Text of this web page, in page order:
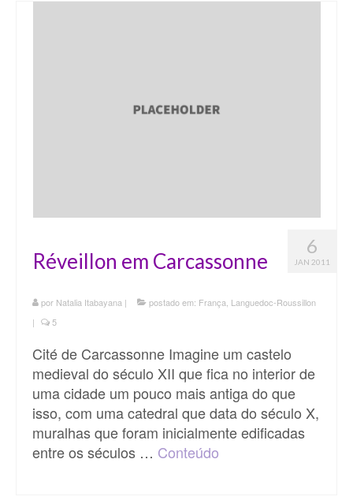
6
JAN 2011
Réveillon em Carcassonne
por Natalia Itabayana | postado em: França Languedoc-Roussillon
|
5
Cité de Carcassonne Imagine um castelo
medieval do século XII que fica no interior de
uma cidade um pouco mais antiga do que
isso, com uma catedral que data do século X,
muralhas que foram inicialmente edificadas
entre os séculos … Conteúdo